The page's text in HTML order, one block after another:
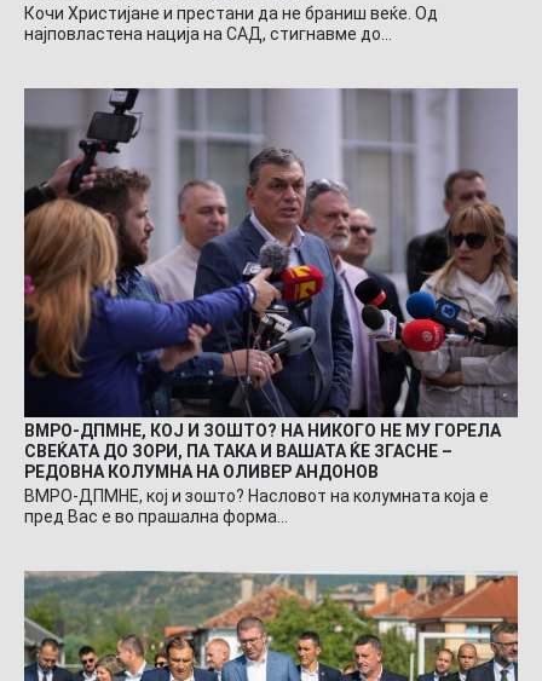
Кочи Христијане и престани да не браниш веќе. Од
најповластена нација на САД, стигнавме до…
ВМРО-ДПМНЕ, КОЈ И ЗОШТО? НА НИКОГО НЕ МУ ГОРЕЛА
СВЕЌАТА ДО ЗОРИ, ПА ТАКА И ВАШАТА ЌЕ ЗГАСНЕ –
РЕДОВНА КОЛУМНА НА ОЛИВЕР АНДОНОВ
ВМРО-ДПМНЕ, кој и зошто? Насловот на колумната која е
пред Вас е во прашална форма…